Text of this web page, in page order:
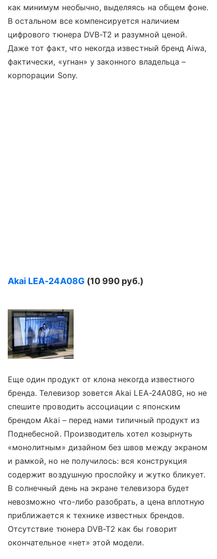
как минимум необычно, выделяясь на общем фоне.
В остальном все компенсируется наличием
цифрового тюнера DVB-T2 и разумной ценой.
Даже тот факт, что некогда известный бренд Aiwa,
фактически, «угнан» у законного владельца –
корпорации Sony.
Akai LEA-24A08G (10 990 руб.)
Еще один продукт от клона некогда известного
бренда. Телевизор зовется Akai LEA-24A08G, но не
спешите проводить ассоциации с японским
брендом Akai – перед нами типичный продукт из
Поднебесной. Производитель хотел козырнуть
«монолитным» дизайном без швов между экраном
и рамкой, но не получилось: вся конструкция
содержит воздушную прослойку и жутко бликует.
В солнечный день на экране телевизора будет
невозможно что-либо разобрать, а цена вплотную
приближается к технике известных брендов.
Отсутствие тюнера DVB-T2 как бы говорит
окончательное «нет» этой модели.